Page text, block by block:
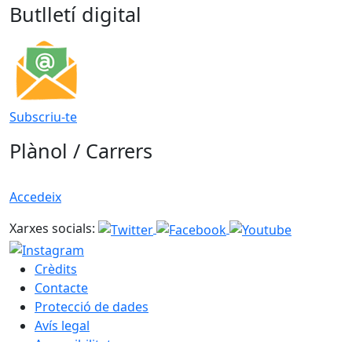
Butlletí digital
Subscriu-te
Plànol / Carrers
Accedeix
Xarxes socials:
Crèdits
Contacte
Protecció de dades
Avís legal